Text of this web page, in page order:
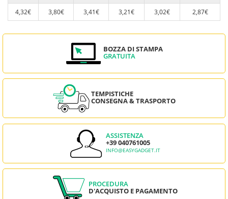
4,32€
3,80€ 3,41€ 3,21€ 3,02€ 2,87€
BOZZA DI STAMPA
GRATUITA
TEMPISTICHE
CONSEGNA & TRASPORTO
ASSISTENZA
+39 040761005
INFO@EASYGADGET.IT
PROCEDURA
D'ACQUISTO E PAGAMENTO